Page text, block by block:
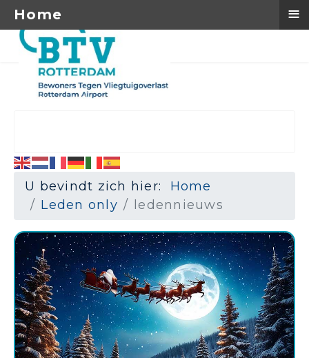
U bevindt zich hier: Home
Leden only
ledennieuws
Home ≡